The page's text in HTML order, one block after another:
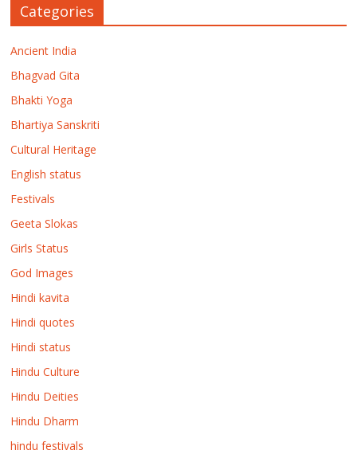
Categories
Ancient India
Bhagvad Gita
Bhakti Yoga
Bhartiya Sanskriti
Cultural Heritage
English status
Festivals
Geeta Slokas
Girls Status
God Images
Hindi kavita
Hindi quotes
Hindi status
Hindu Culture
Hindu Deities
Hindu Dharm
hindu festivals